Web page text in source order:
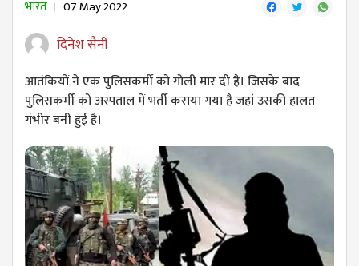
भारत 07 May 2022
दिनेश सैनी
आतंकियों ने एक पुलिसकर्मी को गोली मार दी है। जिसके बाद
पुलिसकर्मी को अस्पताल में भर्ती कराया गया है जहां उसकी हालत
गंभीर बनी हुई है।